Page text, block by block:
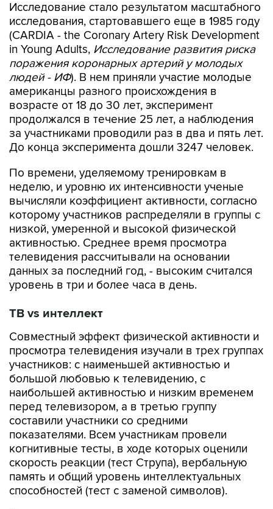
Исследование стало результатом масштабного
исследования, стартовавшего еще в 1985 году
(CARDIA - the Coronary Artery Risk Development
in Young Adults, Исследование развития риска
поражения коронарных артерий у молодых
людей - ИФ). В нем приняли участие молодые
американцы разного происхождения в
возрасте от 18 до 30 лет, эксперимент
продолжался в течение 25 лет, а наблюдения
за участниками проводили раз в два и пять лет.
До конца эксперимента дошли 3247 человек.
По времени, уделяемому тренировкам в
неделю, и уровню их интенсивности ученые
вычисляли коэффициент активности, согласно
которому участников распределяли в группы с
низкой, умеренной и высокой физической
активностью. Среднее время просмотра
телевидения рассчитывали на основании
данных за последний год, - высоким считался
уровень в три и более часа в день.
ТВ vs интеллект
Совместный эффект физической активности и
просмотра телевидения изучали в трех группах
участников: с наименьшей активностью и
большой любовью к телевидению, с
наибольшей активностью и низким временем
перед телевизором, а в третью группу
составили участники со средними
показателями. Всем участникам провели
когнитивные тесты, в ходе которых оценили
скорость реакции (тест Струпа), вербальную
память и общий уровень интеллектуальных
способностей (тест с заменой символов).